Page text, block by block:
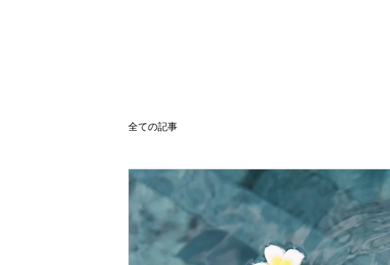
全ての記事